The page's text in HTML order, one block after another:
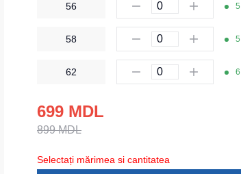
Căciule
Eșarfe buff-uri
HoReCa și Medicină
Accesorii
Cămașe
56 5
58 5
62 6
699 MDL
899 MDL
Selectați mărimea si cantitatea